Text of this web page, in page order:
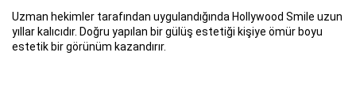
Uzman hekimler tarafından uygulandığında Hollywood Smile uzun
yıllar kalıcıdır. Doğru yapılan bir gülüş estetiği kişiye ömür boyu
estetik bir görünüm kazandırır.